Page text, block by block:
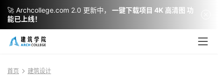
首页 建筑设计
🚀 Archcollege.com 2.0 更新中，
一键下载项目 4K 高清图 功
能已上线！